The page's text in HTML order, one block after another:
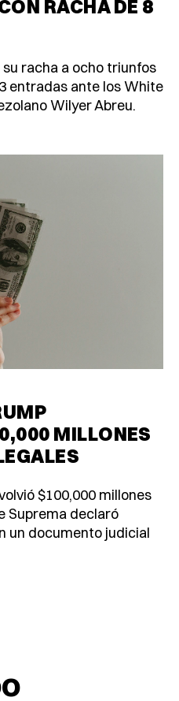
RACHA DE 8
racha a ocho triunfos
entradas ante los White
Wilyer Abreu.
MILLONES
$100,000 millones
Suprema declaró
un documento judicial